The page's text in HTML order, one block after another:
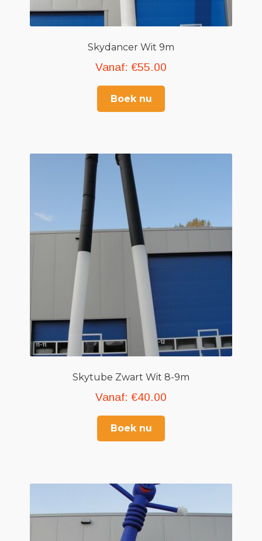
Skydancer Wit 9m
Vanaf: €55.00
Boek nu
Skytube Zwart Wit 8-9m
Vanaf: €40.00
Boek nu